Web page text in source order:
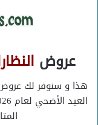
عروض
هذا و سنوفر لك